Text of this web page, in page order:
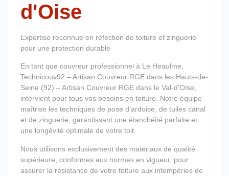
d'Oise
Expertise reconnue en réfection de toiture et zinguerie
pour une protection durable
En tant que couvreur professionnel à Le Heaulme,
Technicouv92 – Artisan Couvreur RGE dans les Hauts-de-
Seine (92) – Artisan Couvreur RGE dans le Val-d'Oise,
intervient pour tous vos besoins en toiture. Notre équipe
maîtrise les techniques de pose d'ardoise, de tuiles canal
et de zinguerie, garantissant une étanchéité parfaite et
une longévité optimale de votre toit.
Nous utilisons exclusivement des matériaux de qualité
supérieure, conformes aux normes en vigueur, pour
assurer la résistance de votre toiture aux intempéries de